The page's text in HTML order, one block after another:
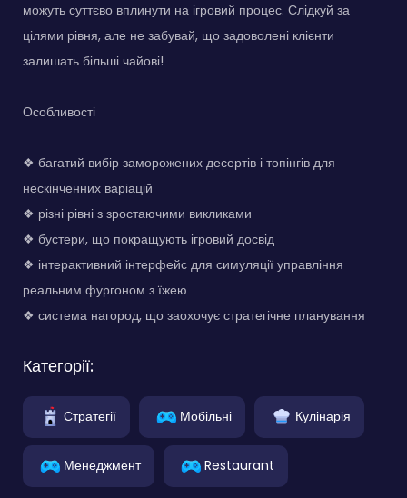
можуть суттєво вплинути на ігровий процес. Слідкуй за
цілями рівня, але не забувай, що задоволені клієнти
залишать більші чайові!
Особливості
❖ багатий вибір заморожених десертів і топінгів для
нескінченних варіацій
❖ різні рівні з зростаючими викликами
❖ бустери, що покращують ігровий досвід
❖ інтерактивний інтерфейс для симуляції управління
реальним фургоном з їжею
❖ система нагород, що заохочує стратегічне планування
Категорії:
Стратегії Мобільні Кулінарія
Менеджмент Restaurant